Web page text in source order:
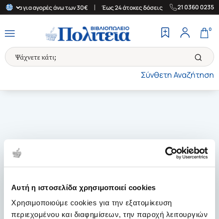
Αυτή η ιστοσελίδα χρησιμοποιεί cookies
Χρησιμοποιούμε cookies για την εξατομίκευση
περιεχομένου και διαφημίσεων, την παροχή λειτουργιών
για αγορές άνω των 30€ Έως 24 άτοκες δόσεις | Δωρεάν
21 0360 0235
Σύνθετη Αναζήτηση
0